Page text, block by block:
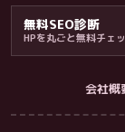
無料SEO診断
HPを丸ごと無料チェ
会社概